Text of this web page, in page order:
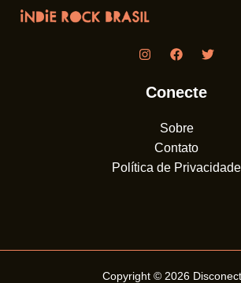
Conecte
Sobre
Contato
Política de Privacidade
Copyright © 2026